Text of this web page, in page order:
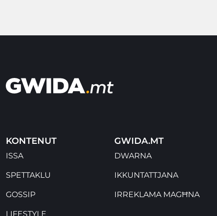
KONTENUT
ISSA
SPETTAKLU
GOSSIP
LIFESTYLE
GWIDA.MT
DWARNA
IKKUNTATTJANA
IRREKLAMA MAGĦNA